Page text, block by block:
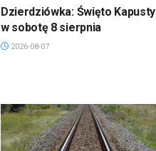
Dzierdziówka: Święto Kapusty
w sobotę 8 sierpnia
2026-08-07